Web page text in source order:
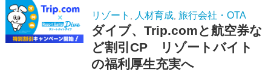
リゾート , 人材育成, 旅行会社・OTA
ダイブ、Trip.comと航空券な
ど割引CP リゾートバイト
の福利厚生充実へ